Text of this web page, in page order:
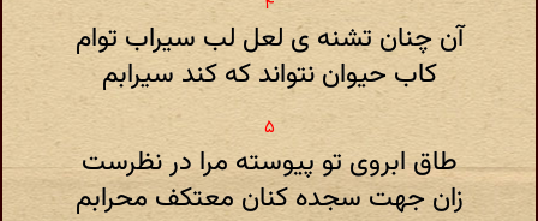
آن چنان تشنه ی لعل لب سیراب توام
کاب حیوان نتواند که کند سیرابم
طاق ابروی تو پیوسته مرا در نظرست
زان جهت سجده کنان معتکف محرابم